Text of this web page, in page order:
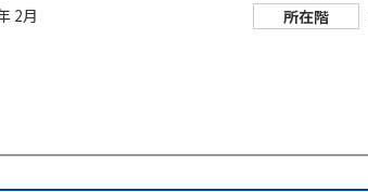
2月 所在階